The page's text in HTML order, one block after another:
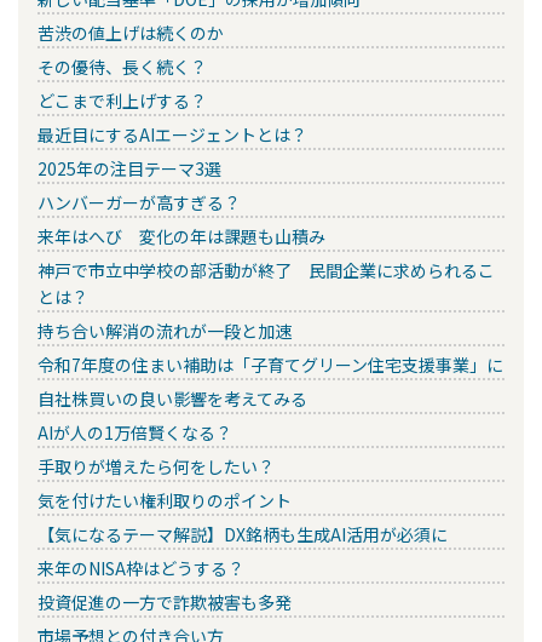
苦渋の値上げは続くのか
その優待、長く続く？
どこまで利上げする？
最近目にするAIエージェントとは？
2025年の注目テーマ3選
ハンバーガーが高すぎる？
来年はへび 変化の年は課題も山積み
神戸で市立中学校の部活動が終了 民間企業に求められるこ
とは？
持ち合い解消の流れが一段と加速
令和7年度の住まい補助は「子育てグリーン住宅支援事業」に
自社株買いの良い影響を考えてみる
AIが人の1万倍賢くなる？
手取りが増えたら何をしたい？
気を付けたい権利取りのポイント
【気になるテーマ解説】DX銘柄も生成AI活用が必須に
来年のNISA枠はどうする？
投資促進の一方で詐欺被害も多発
市場予想との付き合い方